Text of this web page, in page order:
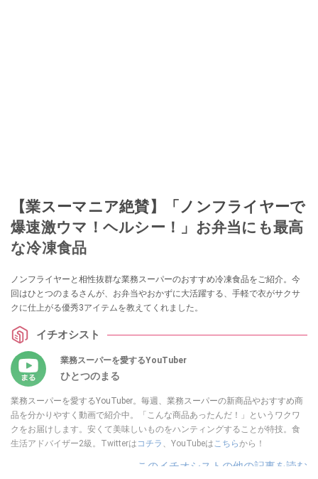
【業スーマニア絶賛】「ノンフライヤーで
爆速激ウマ！ヘルシー！」お弁当にも最高
な冷凍食品
ノンフライヤーと相性抜群な業務スーパーのおすすめ冷凍食品をご紹介。今
回はひとつのまるさんが、お弁当やおかずに大活躍する、手軽で衣がサクサ
クに仕上がる優秀3アイテムを教えてくれました。
イチオシスト
業務スーパーを愛するYouTuber
ひとつのまる
業務スーパーを愛するYouTuber。毎週、業務スーパーの新商品やおすすめ商
品を分かりやすく動画で紹介中。「こんな商品あったんだ！」というワクワ
クをお届けします。安くて美味しいものをハンティングすることが特技。食
生活アドバイザー2級。Twitterは コチラ 、YouTubeはこちらから！
このイチオシストの他の記事を読む